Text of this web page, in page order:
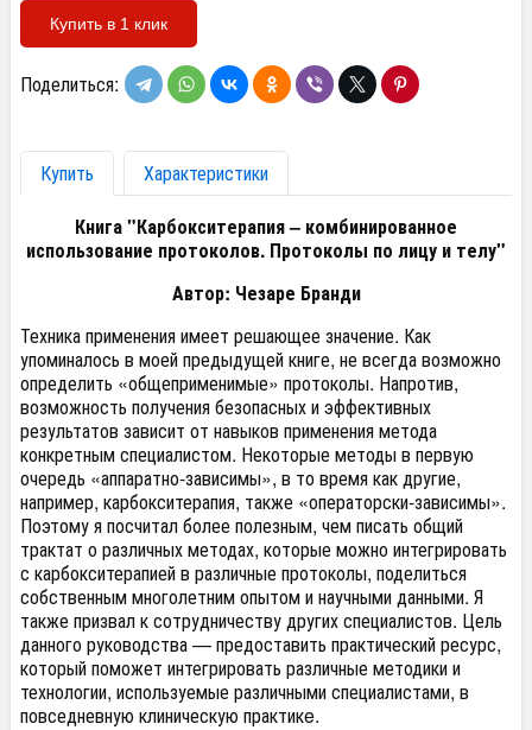
Купить в 1 клик
Поделиться:
Купить
Характеристики
Книга "Карбокситерапия – комбинированное
использование протоколов. Протоколы по лицу и телу"
Автор: Чезаре Бранди
Техника применения имеет решающее значение. Как
упоминалось в моей предыдущей книге, не всегда возможно
определить «общеприменимые» протоколы. Напротив,
возможность получения безопасных и эффективных
результатов зависит от навыков применения метода
конкретным специалистом. Некоторые методы в первую
очередь «аппаратно-зависимы», в то время как другие,
например, карбокситерапия, также «операторски-зависимы».
Поэтому я посчитал более полезным, чем писать общий
трактат о различных методах, которые можно интегрировать
с карбокситерапией в различные протоколы, поделиться
собственным многолетним опытом и научными данными. Я
также призвал к сотрудничеству других специалистов. Цель
данного руководства — предоставить практический ресурс,
который поможет интегрировать различные методики и
технологии, используемые различными специалистами, в
повседневную клиническую практикe.